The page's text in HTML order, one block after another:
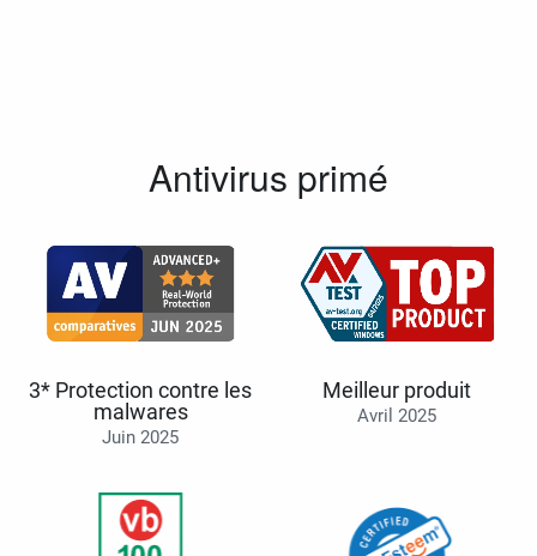
Antivirus primé
3* Protection contre les
malwares
Juin 2025
Meilleur produit
Avril 2025